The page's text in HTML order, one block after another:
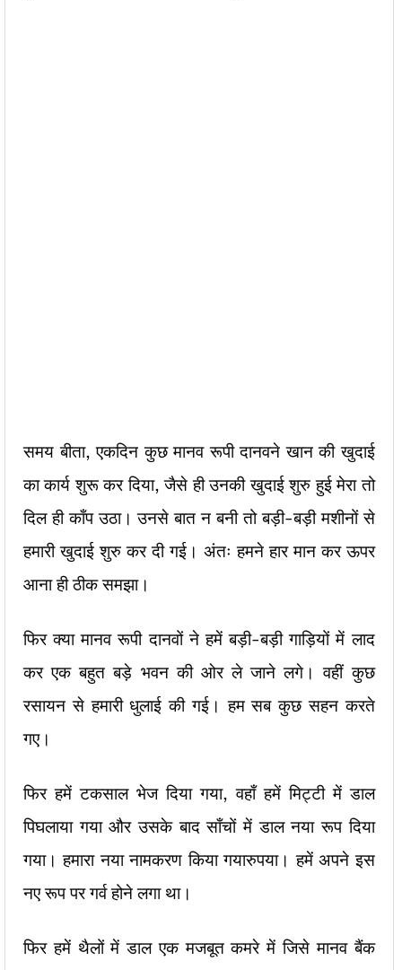
समय बीता, एकदिन कुछ मानव रूपी दानवने खान की खुदाई
का कार्य शुरू कर दिया, जैसे ही उनकी खुदाई शुरु हुई मेरा तो
दिल ही काँप उठा। उनसे बात न बनी तो बड़ी-बड़ी मशीनों से
हमारी खुदाई शुरु कर दी गई। अंतः हमने हार मान कर ऊपर
आना ही ठीक समझा।
फिर क्या मानव रूपी दानवों ने हमें बड़ी-बड़ी गाड़ियों में लाद
कर एक बहुत बड़े भवन की ओर ले जाने लगे। वहीं कुछ
रसायन से हमारी धुलाई की गई। हम सब कुछ सहन करते
गए।
फिर हमें टकसाल भेज दिया गया, वहाँ हमें मिट्टी में डाल
पिघलाया गया और उसके बाद साँचों में डाल नया रूप दिया
गया। हमारा नया नामकरण किया गयारुपया। हमें अपने इस
नए रूप पर गर्व होने लगा था।
फिर हमें थैलों में डाल एक मजबूत कमरे में जिसे मानव बैंक